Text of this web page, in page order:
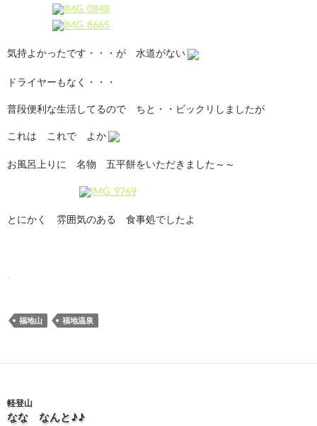
気持よかったです・・・が 水道がない
ドライヤーもなく・・・
普段便利な生活してるので ちと・・ビックリしましたが
これは これで よか
お風呂上りに 名物 五平餅をいただきました～～
とにかく 雰囲気のある 食事処でしたよ
福地山 福地温泉
軽登山
なな なんと♪♪